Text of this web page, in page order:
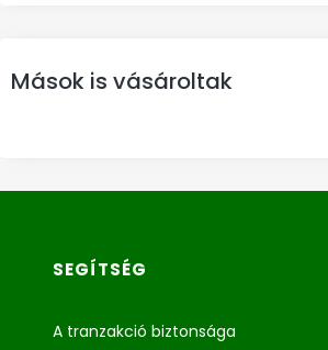
Mások is vásároltak
Lábléc menü
SEGÍTSÉG
A tranzakció biztonsága